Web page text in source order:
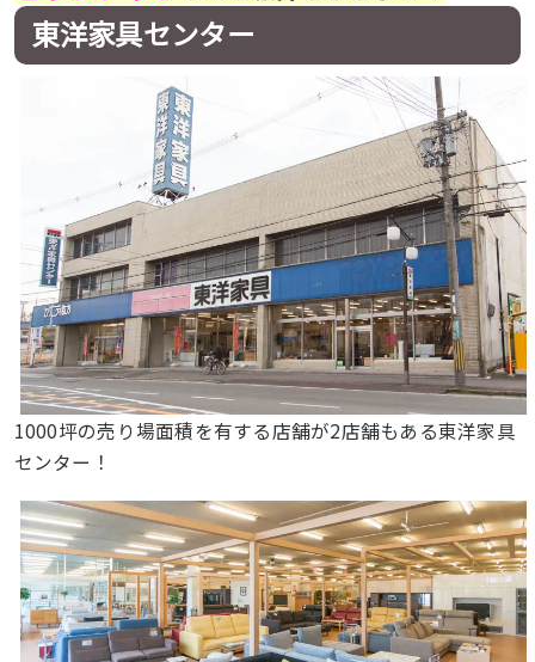
東洋家具センター
1000坪の売り場面積を有する店舗が2店舗もある東洋家具
センター！